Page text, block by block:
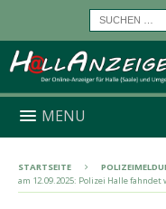
MENU
STARTSEITE
am 12.09.2025: Polizei Halle